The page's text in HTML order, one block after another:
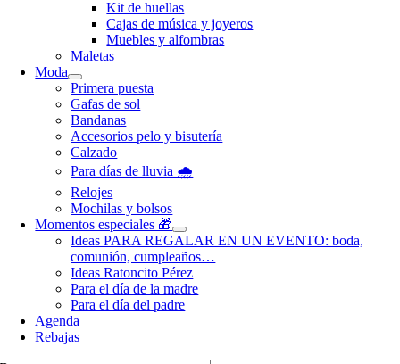
Kit de huellas
Cajas de música y joyeros
Muebles y alfombras
Maletas
Moda
Primera puesta
Gafas de sol
Bandanas
Accesorios pelo y bisutería
Calzado
Para días de lluvia 🌧️
Relojes
Mochilas y bolsos
Momentos especiales 🎁
Ideas PARA REGALAR EN UN EVENTO: boda,
comunión, cumpleaños…
Ideas Ratoncito Pérez
Para el día de la madre
Para el día del padre
Agenda
Rebajas